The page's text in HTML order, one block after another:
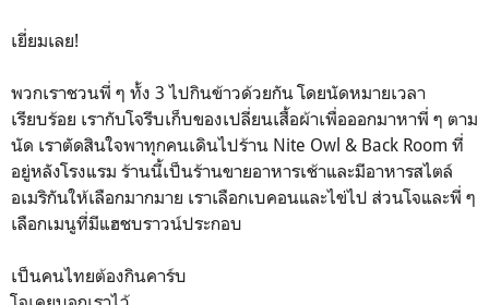
เยี่ยมเลย!
พวกเราชวนพี่ ๆ ทั้ง 3 ไปกินข้าวด้วยกัน โดยนัดหมายเวลา
เรียบร้อย เรากับโจรีบเก็บของเปลี่ยนเสื้อผ้าเพื่อออกมาหาพี่ ๆ ตาม
นัด เราตัดสินใจพาทุกคนเดินไปร้าน Nite Owl & Back Room ที่
อยู่หลังโรงแรม ร้านนี้เป็นร้านขายอาหารเช้าและมีอาหารสไตล์
อเมริกันให้เลือกมากมาย เราเลือกเบคอนและไข่ไป ส่วนโจและพี่ ๆ
เลือกเมนูที่มีแฮชบราวน์ประกอบ
เป็นคนไทยต้องกินคาร์บ